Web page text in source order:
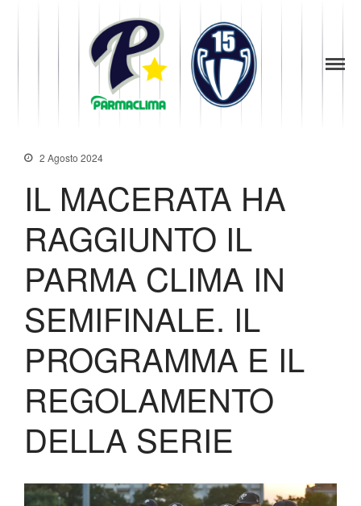
News
Storia
Codice di Condotta
Palmares
Squadra
Contatti
Biglietteria
Lo Stadio
Shop
2 Agosto 2024
IL MACERATA HA
RAGGIUNTO IL
PARMA CLIMA IN
SEMIFINALE. IL
PROGRAMMA E IL
REGOLAMENTO
DELLA SERIE